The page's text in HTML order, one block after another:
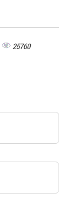
25760